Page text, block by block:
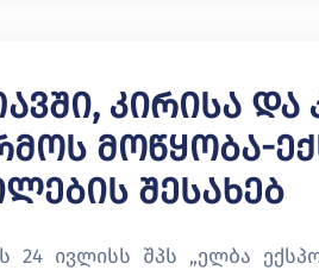
Კირისა Და
Მოწყობა-
Შესახებ
24 ივლისს შპს „ელბა